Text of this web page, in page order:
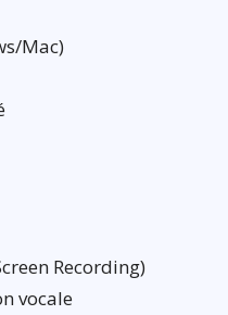
Mac)
Recording)
vocale